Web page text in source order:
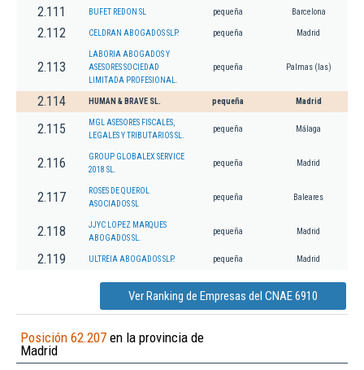
2.111 BUFET REDON SL pequeña Barcelona
2.112 CELDRAN ABOGADOS SLP. pequeña Madrid
2.113
LABORIA ABOGADOS Y
ASESORES SOCIEDAD
LIMITADA PROFESIONAL.
pequeña Palmas (las)
2.114 HUMAN & BRAVE SL. pequeña Madrid
2.115
MGL ASESORES FISCALES,
LEGALES Y TRIBUTARIOS SL.
pequeña Málaga
2.116
GROUP GLOBALEX SERVICE
2018 SL.
pequeña Madrid
2.117
ROSES DE QUEROL
ASOCIADOS SL
pequeña Baleares
2.118
JJYC LOPEZ MARQUES
ABOGADOS SL.
pequeña Madrid
2.119 ULTREIA ABOGADOS SLP. pequeña Madrid
Ver Ranking de Empresas del CNAE 6910
Posición 62.207 en la provincia de
Madrid